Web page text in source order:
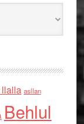
asllan
Behlul